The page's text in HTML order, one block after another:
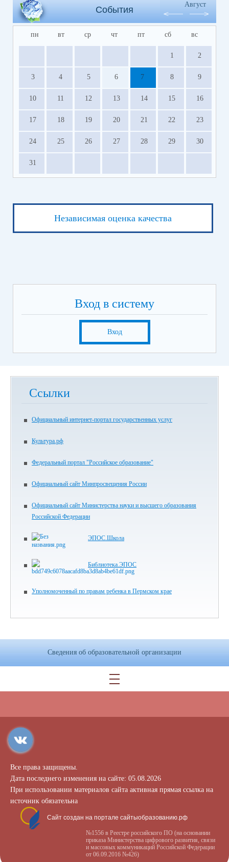
События
Август
пн вт ср чт пт сб вс
1 2
3 4 5 6 7 8 9
10 11 12 13 14 15 16
17 18 19 20 21 22 23
24 25 26 27 28 29 30
31
Независимая оценка качества
Вход в систему
Вход
Ссылки
Официальный интернет-портал государственных услуг
Культура.рф
Федеральный портал "Российское образование"
Официальный сайт Минпросвещения России
Официальный сайт Министерства науки и высшего образования
Российской Федерации
ЭПОС.Школа
Библиотека.ЭПОС
Уполномоченный по правам ребенка в Пермском крае
Сведения об образовательной организации
Все права защищены.
Дата последнего изменения на сайте: 05.08.2026
При использовании материалов сайта активная прямая ссылка на
источник обязательна
Сайт создан на портале сайтыобразованию.рф
№1556 в Реестре российского ПО (на основании
приказа Министерства цифрового развития, связи
и массовых коммуникаций Российской Федерации
от 06.09.2016 №426)